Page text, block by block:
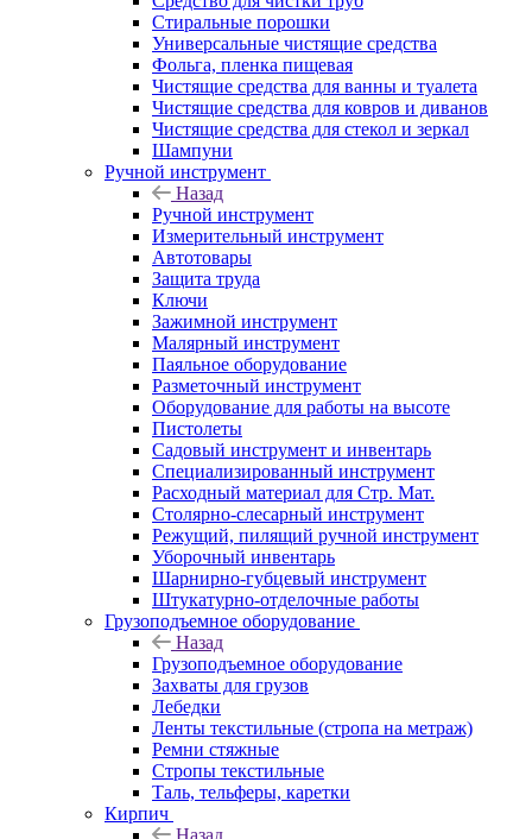
Стиральные порошки
Универсальные чистящие средства
Фольга, пленка пищевая
Чистящие средства для ванны и туалета
Чистящие средства для ковров и диванов
Чистящие средства для стекол и зеркал
Шампуни
Ручной инструмент
Назад
Ручной инструмент
Измерительный инструмент
Автотовары
Защита труда
Ключи
Зажимной инструмент
Малярный инструмент
Паяльное оборудование
Разметочный инструмент
Оборудование для работы на высоте
Пистолеты
Садовый инструмент и инвентарь
Специализированный инструмент
Расходный материал для Стр. Мат.
Столярно-слесарный инструмент
Режущий, пилящий ручной инструмент
Уборочный инвентарь
Шарнирно-губцевый инструмент
Штукатурно-отделочные работы
Грузоподъемное оборудование
Назад
Грузоподъемное оборудование
Захваты для грузов
Лебедки
Ленты текстильные (стропа на метраж)
Ремни стяжные
Стропы текстильные
Таль, тельферы, каретки
Кирпич
Назад